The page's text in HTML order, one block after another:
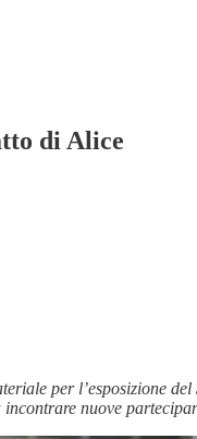
di Alice
per l’esposizione
nuove